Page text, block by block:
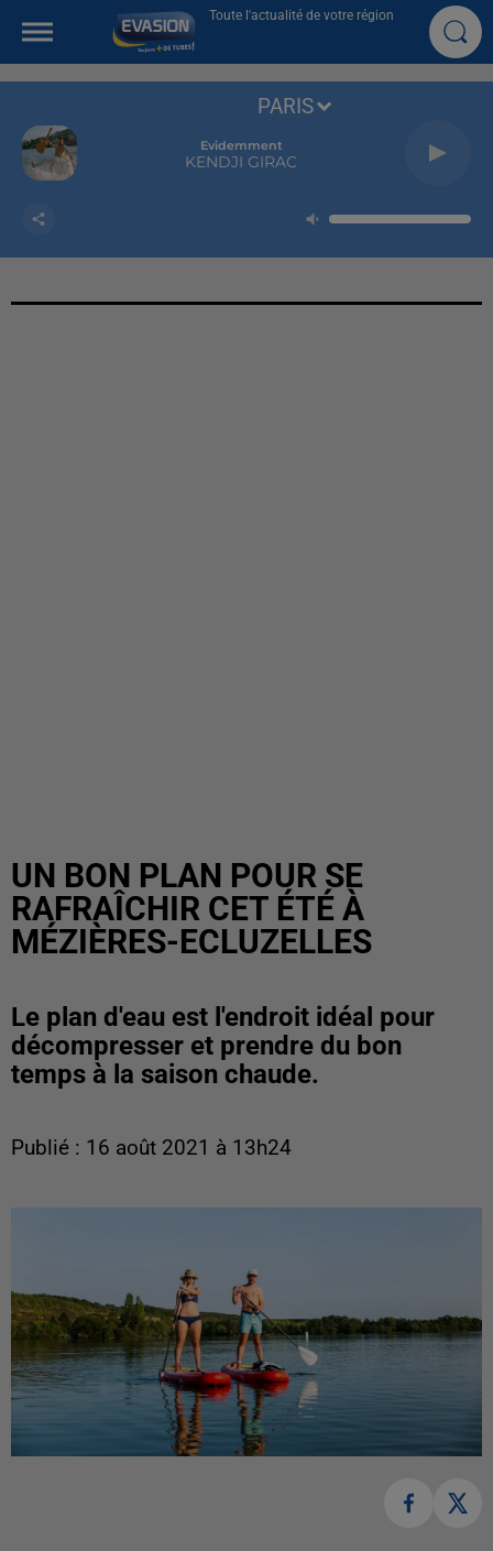
Toute l'actualité de votre région
Evidemment
KENDJI GIRAC
PARIS
UN BON PLAN POUR SE
RAFRAÎCHIR CET ÉTÉ À
MÉZIÈRES-ECLUZELLES
Le plan d'eau est l'endroit idéal pour
décompresser et prendre du bon
temps à la saison chaude.
Publié : 16 août 2021 à 13h24